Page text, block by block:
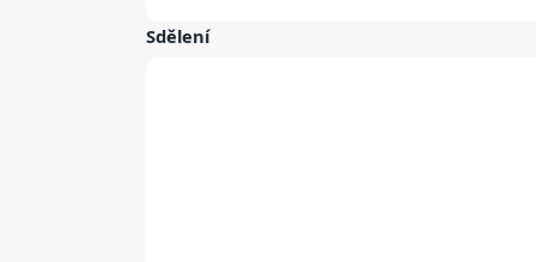
Sdělení